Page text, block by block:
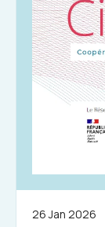
26 Jan 2026